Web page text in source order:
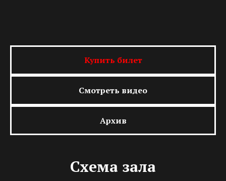
Купить билет
Смотреть видео
Архив
Схема зала